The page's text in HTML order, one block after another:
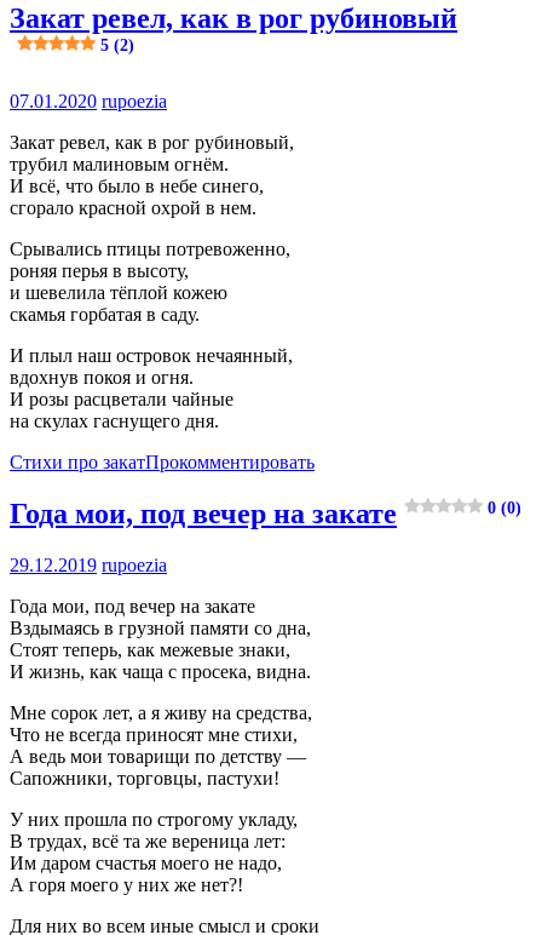
Закат ревел, как в рог рубиновый
5 (2)
07.01.2020 rupoezia
Закат ревел, как в рог рубиновый,
трубил малиновым огнём.
И всё, что было в небе синего,
сгорало красной охрой в нем.
Срывались птицы потревоженно,
роняя перья в высоту,
и шевелила тёплой кожею
скамья горбатая в саду.
И плыл наш островок нечаянный,
вдохнув покоя и огня.
И розы расцветали чайные
на скулах гаснущего дня.
Стихи про закатПрокомментировать
Года мои, под вечер на закате 0 (0)
29.12.2019 rupoezia
Года мои, под вечер на закате
Вздымаясь в грузной памяти со дна,
Стоят теперь, как межевые знаки,
И жизнь, как чаща с просека, видна.
Мне сорок лет, а я живу на средства,
Что не всегда приносят мне стихи,
А ведь мои товарищи по детству —
Сапожники, торговцы, пастухи!
У них прошла по строгому укладу,
В трудах, всё та же вереница лет:
Им даром счастья моего не надо,
А горя моего у них же нет?!
Для них во всем иные смысл и сроки